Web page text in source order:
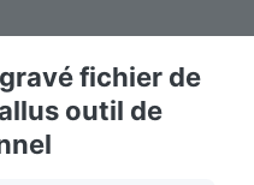
fichier de
outil de